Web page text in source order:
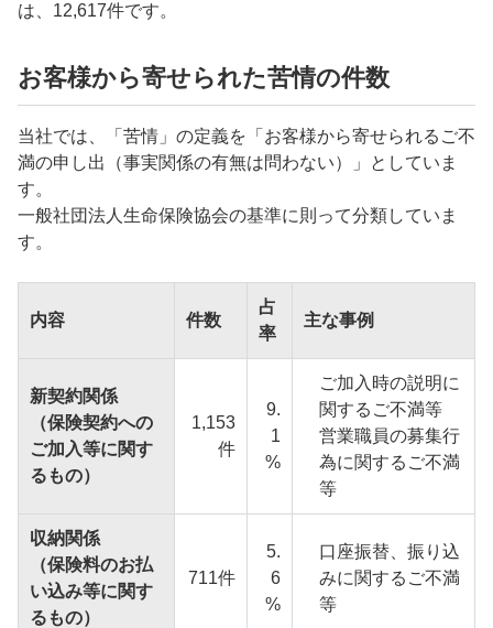
は、12,617件です。
お客様から寄せられた苦情の件数
当社では、「苦情」の定義を「お客様から寄せられるご不
満の申し出（事実関係の有無は問わない）」としていま
す。
一般社団法人生命保険協会の基準に則って分類していま
す。
内容 件数
占
率
主な事例
新契約関係
（保険契約への
ご加入等に関す
るもの）
1,153
件
9.
1
%
ご加入時の説明に
関するご不満等
営業職員の募集行
為に関するご不満
等
収納関係
（保険料のお払
い込み等に関す
るもの）
711件
5.
6
%
口座振替、振り込
みに関するご不満
等